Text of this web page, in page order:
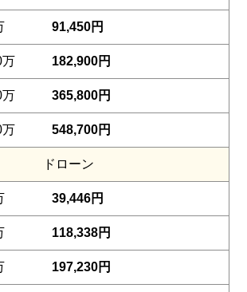
91,450円
182,900円
365,800円
548,700円
ドローン
39,446円
118,338円
197,230円